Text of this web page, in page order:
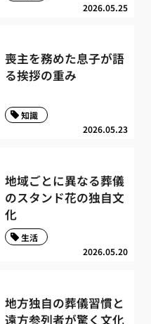
2026.05.25
喪主を務めた息子が語
る挨拶の重み
2026.05.23
知識
地域ごとに異なる葬儀
のスタンド花の独自文
化
2026.05.20
生活
地方独自の葬儀習慣と
遠方参列者が驚く文化